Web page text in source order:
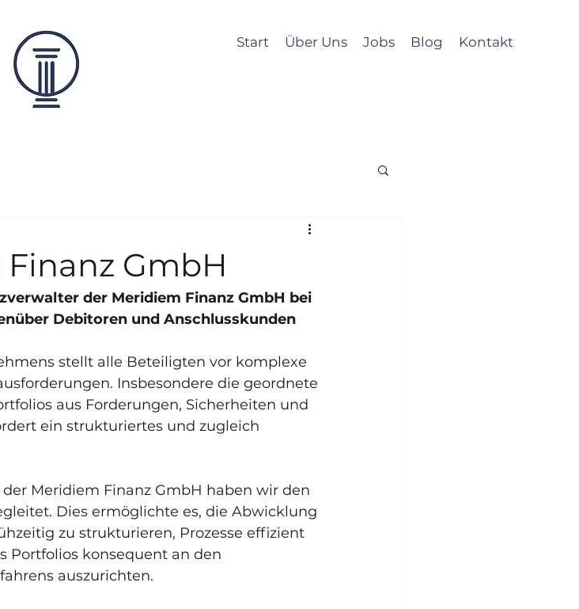
Start Über Uns Jobs Blog Kontakt
GmbH
der Meridiem Finanz GmbH bei
Debitoren und Anschlusskunden
stellt alle Beteiligten vor komplexe
Insbesondere die geordnete
aus Forderungen, Sicherheiten und
ein strukturiertes und zugleich
Meridiem Finanz GmbH haben wir den
Dies ermöglichte es, die Abwicklung
zu strukturieren, Prozesse effizient
Portfolios konsequent an den
auszurichten.